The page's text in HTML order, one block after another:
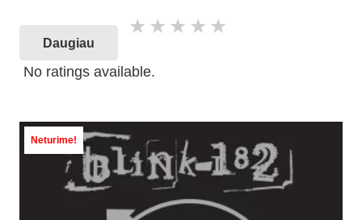
Daugiau
No ratings available.
Neturime!